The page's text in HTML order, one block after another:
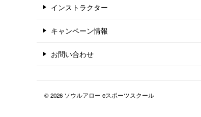
インストラクター
キャンペーン情報
お問い合わせ
© 2026 ソウルアロー eスポーツスクール